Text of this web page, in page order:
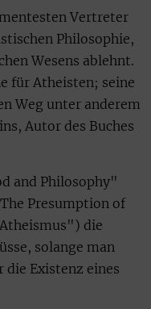
Vertreter
Philosophie,
Wesens ablehnt.
für Atheisten; seine
Weg unter anderem
Autor des Buches
and Philosophy"
Presumption of
die
solange man
die Existenz eines